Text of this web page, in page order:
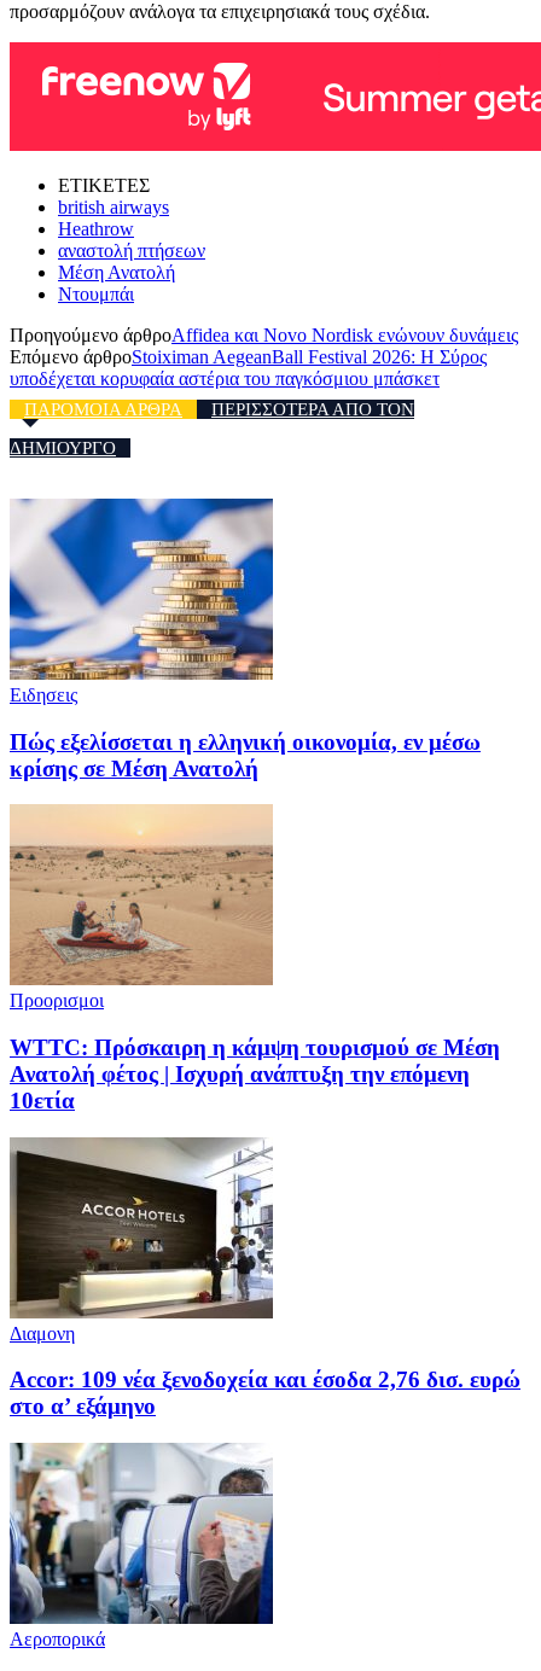
προσαρμόζουν ανάλογα τα επιχειρησιακά τους σχέδια.
ΕΤΙΚΕΤΕΣ
british airways
Heathrow
αναστολή πτήσεων
Μέση Ανατολή
Ντουμπάι
Προηγούμενο άρθροAffidea και Novo Nordisk ενώνουν δυνάμεις
Επόμενο άρθροStoiximan AegeanBall Festival 2026: Η Σύρος
υποδέχεται κορυφαία αστέρια του παγκόσμιου μπάσκετ
ΠΑΡΟΜΟΙΑ ΑΡΘΡΑ
ΠΕΡΙΣΣΟΤΕΡΑ ΑΠΟ ΤΟΝ
ΔΗΜΙΟΥΡΓΟ
Ειδησεις
Πώς εξελίσσεται η ελληνική οικονομία, εν μέσω
κρίσης σε Μέση Ανατολή
Προορισμοι
WTTC: Πρόσκαιρη η κάμψη τουρισμού σε Μέση
Ανατολή φέτος | Ισχυρή ανάπτυξη την επόμενη
10ετία
Διαμονη
Accor: 109 νέα ξενοδοχεία και έσοδα 2,76 δισ. ευρώ
στο α’ εξάμηνο
Αεροπορικά